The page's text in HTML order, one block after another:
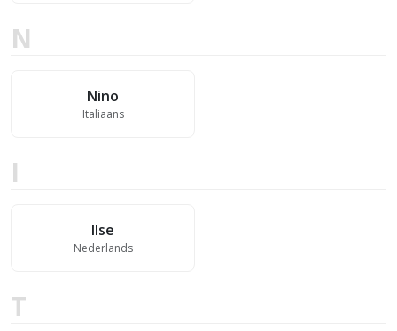
N
Nino
Italiaans
I
Ilse
Nederlands
T